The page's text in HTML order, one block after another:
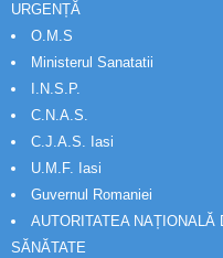
URGENȚĂ
O.M.S
Ministerul Sanatatii
I.N.S.P.
C.N.A.S.
C.J.A.S. Iasi
U.M.F. Iasi
Guvernul Romaniei
AUTORITATEA
SĂNĂTATE